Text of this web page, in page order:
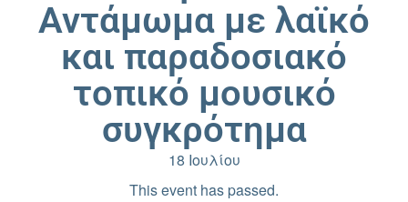
Αντάμωμα με λαϊκό
και παραδοσιακό
τοπικό μουσικό
συγκρότημα
18 Ιουλίου
This event has passed.